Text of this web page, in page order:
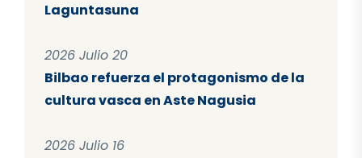
Laguntasuna
2026 Julio 20
Bilbao refuerza el protagonismo de la
cultura vasca en Aste Nagusia
2026 Julio 16